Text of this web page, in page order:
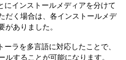
にインストールメディアを分けて
だく場合は、各インストールメデ
がありました。
ラを多言語に対応したことで、
ルすることが可能になります。